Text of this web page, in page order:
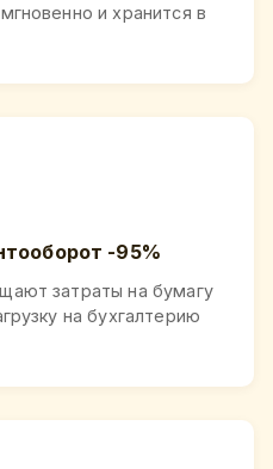
и хранится в
-95%
затраты на бумагу
на бухгалтерию